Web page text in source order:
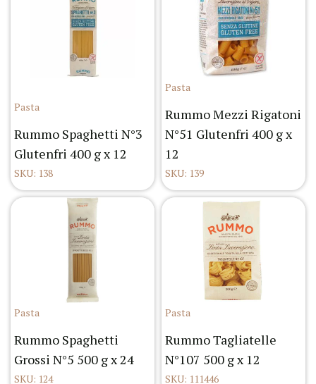
Pasta
Rummo Spaghetti N°3
Glutenfri 400 g x 12
SKU: 138
Pasta
Rummo Mezzi Rigatoni
N°51 Glutenfri 400 g x
12
SKU: 139
Pasta
Rummo Spaghetti
Grossi N°5 500 g x 24
SKU: 124
Pasta
Rummo Tagliatelle
N°107 500 g x 12
SKU: 111446